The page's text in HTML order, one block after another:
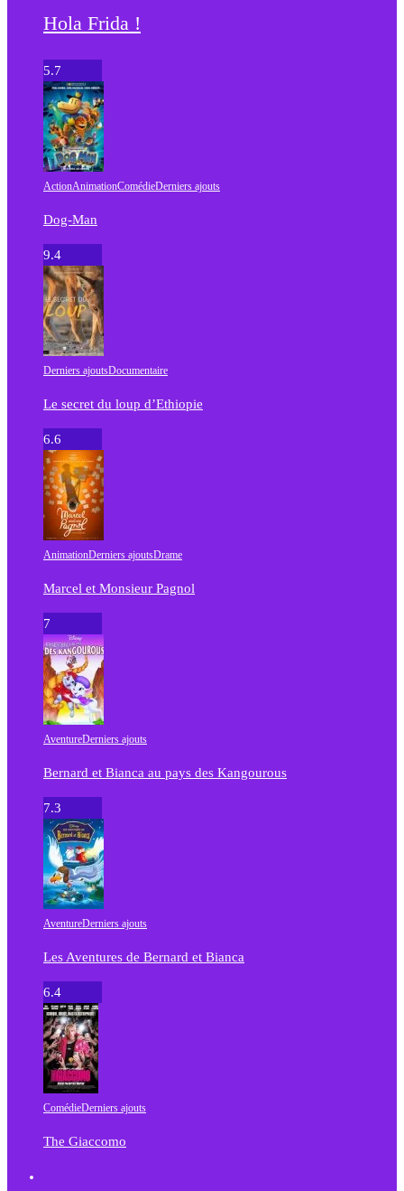
Hola Frida !
5.7
ActionAnimationComédieDerniers ajouts
Dog-Man
9.4
Derniers ajoutsDocumentaire
Le secret du loup d’Ethiopie
6.6
AnimationDerniers ajoutsDrame
Marcel et Monsieur Pagnol
7
AventureDerniers ajouts
Bernard et Bianca au pays des Kangourous
7.3
AventureDerniers ajouts
Les Aventures de Bernard et Bianca
6.4
ComédieDerniers ajouts
The Giaccomo